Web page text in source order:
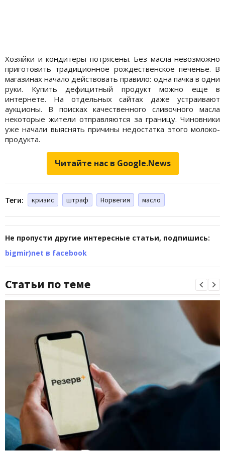
Хозяйки и кондитеры потрясены. Без масла невозможно
приготовить традиционное рождественское печенье. В
магазинах начало действовать правило: одна пачка в одни
руки. Купить дефицитный продукт можно еще в
интернете. На отдельных сайтах даже устраивают
аукционы. В поисках качественного сливочного масла
некоторые жители отправляются за границу. Чиновники
уже начали выяснять причины недостатка этого молоко-
продукта.
Читайте нас в Google.News
Теги: кризис штраф Норвегия масло
Не пропусти другие интересные статьи, подпишись:
bigmir)net в facebook
Статьи по теме